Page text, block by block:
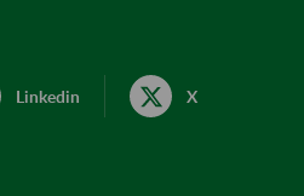
Linkedin X